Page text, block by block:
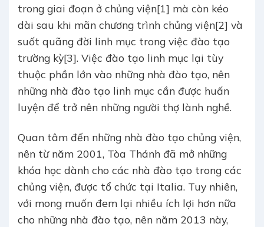
trong giai đoạn ở chủng viện[1] mà còn kéo
dài sau khi mãn chương trình chủng viện[2] và
suốt quãng đời linh mục trong việc đào tạo
trường kỳ[3]. Việc đào tạo linh mục lại tùy
thuộc phần lớn vào những nhà đào tạo, nên
những nhà đào tạo linh mục cần được huấn
luyện để trở nên những người thợ lành nghề.
Quan tâm đến những nhà đào tạo chủng viện,
nên từ năm 2001, Tòa Thánh đã mở những
khóa học dành cho các nhà đào tạo trong các
chủng viện, được tổ chức tại Italia. Tuy nhiên,
với mong muốn đem lại nhiều ích lợi hơn nữa
cho những nhà đào tạo, nên năm 2013 này,